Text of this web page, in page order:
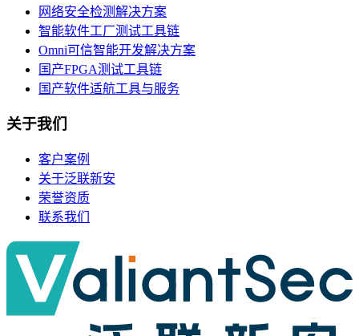
网络安全检测解决方案
智能软件工厂测试工具链
Omni可信智能开发解决方案
国产FPGA测试工具链
国产软件适航工具与服务
关于我们
客户案例
关于泛联新安
荣誉资质
联系我们